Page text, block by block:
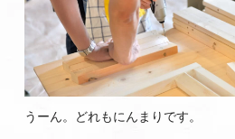
うーん。どれもにんまりです。